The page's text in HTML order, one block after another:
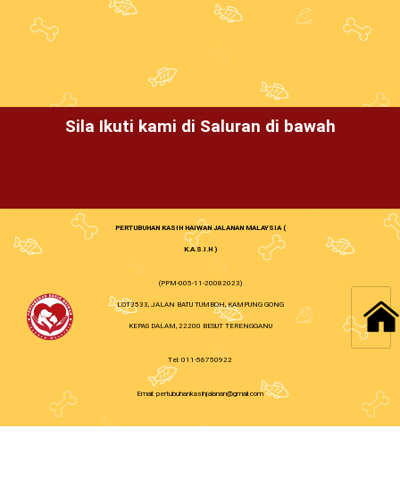
Sila Ikuti kami di Saluran di bawah
PERTUBUHAN KASIH HAIWAN JALANAN MALAYSIA (
K.A.S.I.H )
(PPM-005-11-20082023)
LOT3533, JALAN BATU TUMBOH, KAMPUNG GONG
KEPAS DALAM, 22200 BESUT TERENGGANU
Tel: 011-56750922
Email: pertubuhankasihjalanan@gmail.com